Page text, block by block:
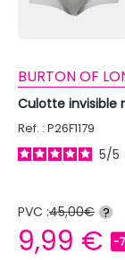
BURTON OF
Culotte invisible
Ref. : P26F1179
5/5
PVC :45,00€ ?
9,99 € -